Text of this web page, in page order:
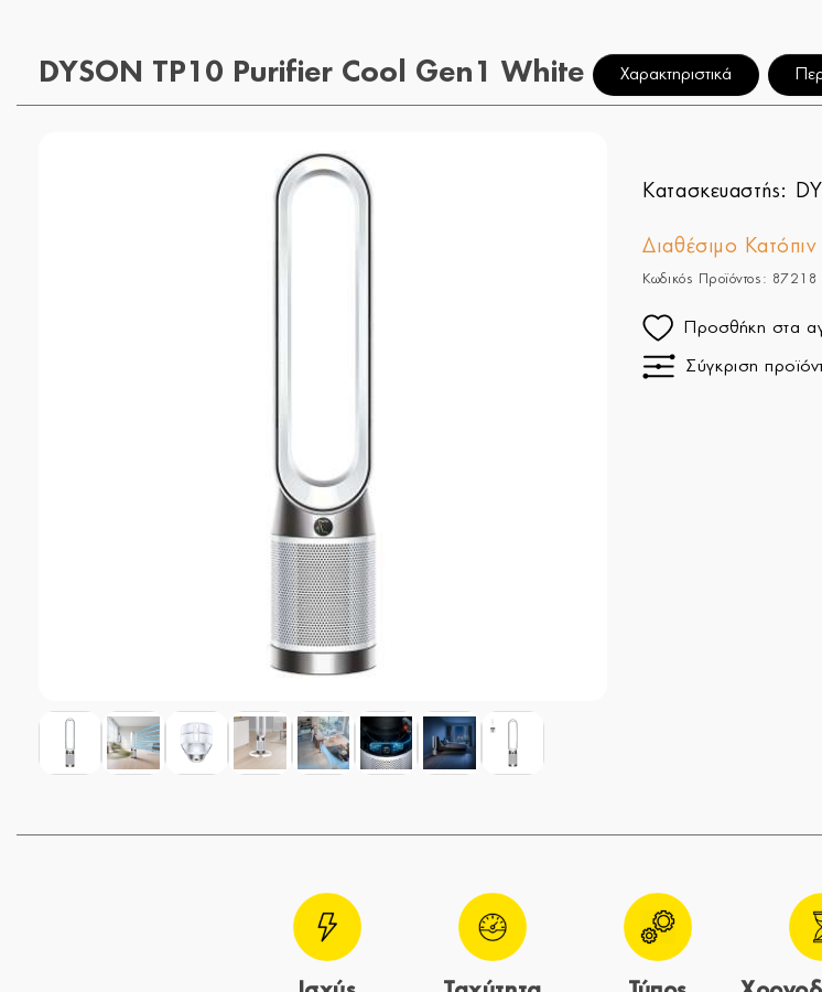
DYSON TP10 Purifier Cool Gen1 White Χαρακτηριστικά
Κατασκευαστής:
Διαθέσιμο
Κωδικός Προϊόντος: 87218
Προσθήκη στα
Σύγκριση